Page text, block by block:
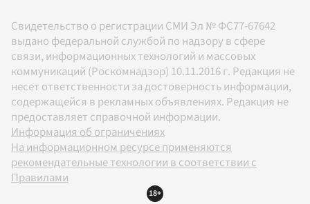
Свидетельство о регистрации СМИ Эл № ФС77-67642
выдано федеральной службой по надзору в сфере
связи, информационных технологий и массовых
коммуникаций (Роскомнадзор) 10.11.2016 г. Редакция не
несет ответственности за достоверность информации,
содержащейся в рекламных объявлениях. Редакция не
предоставляет справочной информации.
Информация об ограничениях
На информационном ресурсе применяются
рекомендательные технологии в соответствии с
Правилами
18+